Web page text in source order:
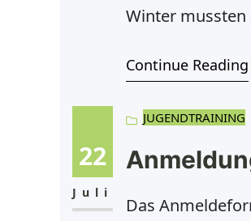
Winter
höchste
Continue Reading
22
Juli
JUGENDTRAINING
Das